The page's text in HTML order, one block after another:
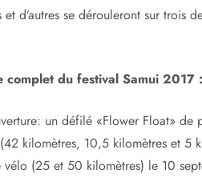
et d’autres se dérouleront sur
complet du festival Samui 2017 :
un défilé «Flower Float»
kilomètres, 10,5 kilomètres et 5
(25 et 50 kilomètres) le 10